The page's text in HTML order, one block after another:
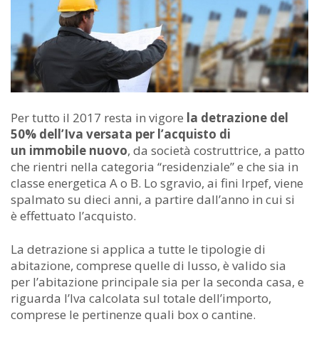
Per tutto il 2017 resta in vigore la detrazione del
50% dell’Iva versata per l’acquisto di
un immobile nuovo, da società costruttrice, a patto
che rientri nella categoria “residenziale” e che sia in
classe energetica A o B. Lo sgravio, ai fini Irpef, viene
spalmato su dieci anni, a partire dall’anno in cui si
è effettuato l’acquisto.
La detrazione si applica a tutte le tipologie di
abitazione, comprese quelle di lusso, è valido sia
per l’abitazione principale sia per la seconda casa, e
riguarda l’Iva calcolata sul totale dell’importo,
comprese le pertinenze quali box o cantine.